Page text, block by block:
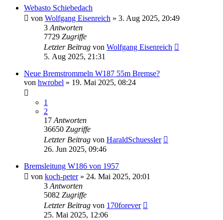
Webasto Schiebedach
von Wolfgang Eisenreich » 3. Aug 2025, 20:49
3 Antworten
7729 Zugriffe
Letzter Beitrag von Wolfgang Eisenreich
5. Aug 2025, 21:31
Neue Bremstrommeln W187 55m Bremse?
von hwrobel » 19. Mai 2025, 08:24
1
2
17 Antworten
36650 Zugriffe
Letzter Beitrag von HaraldSchuessler
26. Jun 2025, 09:46
Bremsleitung W186 von 1957
von koch-peter» 24. Mai 2025, 20:01
3 Antworten
5082 Zugriffe
Letzter Beitrag von 170forever
25. Mai 2025, 12:06